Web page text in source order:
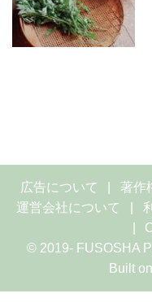
広告について 著作
運営会社について
© 2019- FUSOSHA
Built on